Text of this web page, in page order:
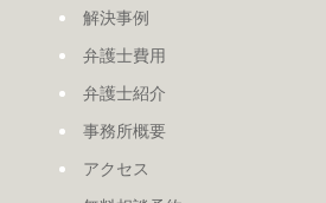
解決事例
弁護士費用
弁護士紹介
事務所概要
アクセス